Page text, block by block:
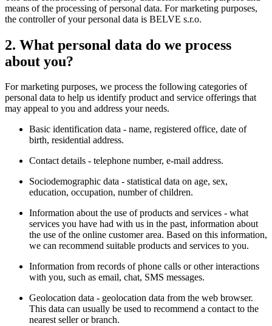
means of the processing of personal data. For marketing purposes,
the controller of your personal data is BELVE s.r.o.
2. What personal data do we process
about you?
For marketing purposes, we process the following categories of
personal data to help us identify product and service offerings that
may appeal to you and address your needs.
Basic identification data - name, registered office, date of
birth, residential address.
Contact details - telephone number, e-mail address.
Sociodemographic data - statistical data on age, sex,
education, occupation, number of children.
Information about the use of products and services - what
services you have had with us in the past, information about
the use of the online customer area. Based on this information,
we can recommend suitable products and services to you.
Information from records of phone calls or other interactions
with you, such as email, chat, SMS messages.
Geolocation data - geolocation data from the web browser.
This data can usually be used to recommend a contact to the
nearest seller or branch.